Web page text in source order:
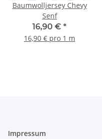
Baumwolljersey Chevy
Senf
16,90 € *
16,90 € pro 1 m
Impressum